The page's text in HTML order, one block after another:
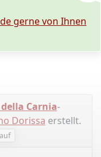
gerne von Ihnen
Carnia-
Dorissa erstellt.